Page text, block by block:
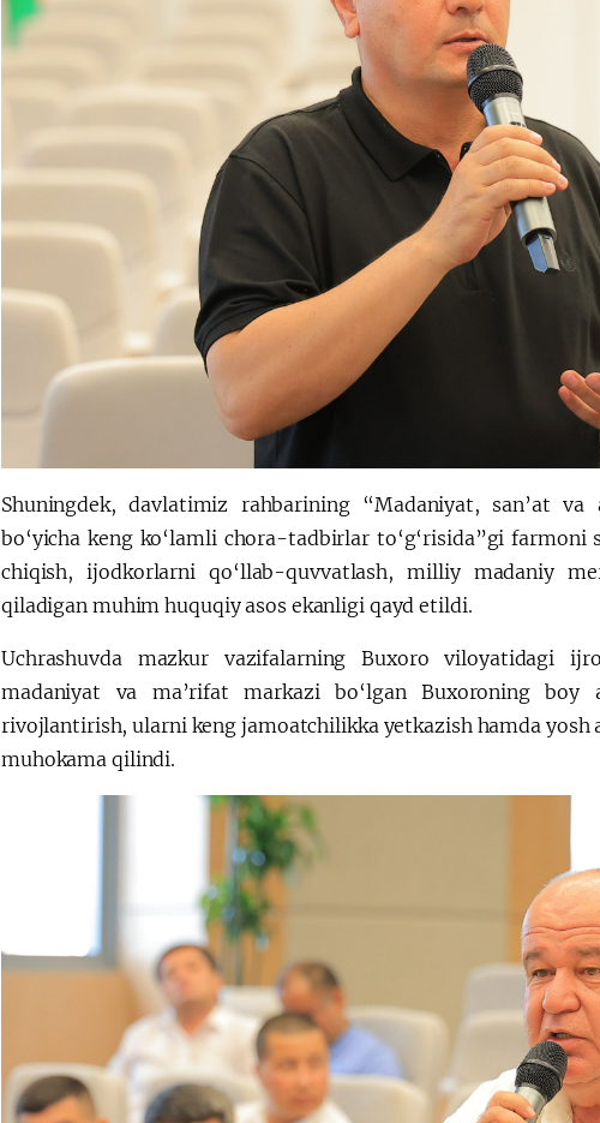
Shuningdek, davlatimiz rahbarining “Madaniyat, san’at
bo‘yicha keng ko‘lamli chora-tadbirlar to‘g‘risida”gi
chiqish, ijodkorlarni qo‘llab-quvvatlash, milliy madaniy
qiladigan muhim huquqiy asos ekanligi qayd etildi.
Uchrashuvda mazkur vazifalarning Buxoro viloyatidagi
madaniyat va ma’rifat markazi bo‘lgan Buxoroning boy
rivojlantirish, ularni keng jamoatchilikka yetkazish hamda
muhokama qilindi.